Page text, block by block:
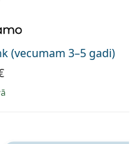
(vecumam 3–5 gadi)